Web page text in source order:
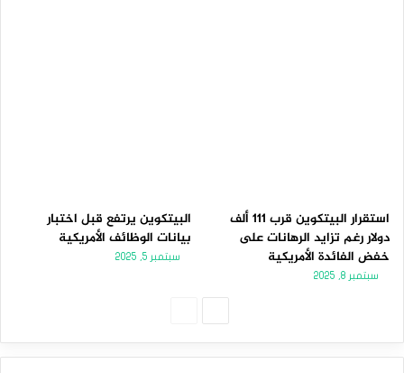
استقرار البيتكوين قرب 111 ألف
دولار رغم تزايد الرهانات على
خفض الفائدة الأمريكية
سبتمبر 8, 2025
البيتكوين يرتفع قبل اختبار
بيانات الوظائف الأمريكية
سبتمبر 5, 2025